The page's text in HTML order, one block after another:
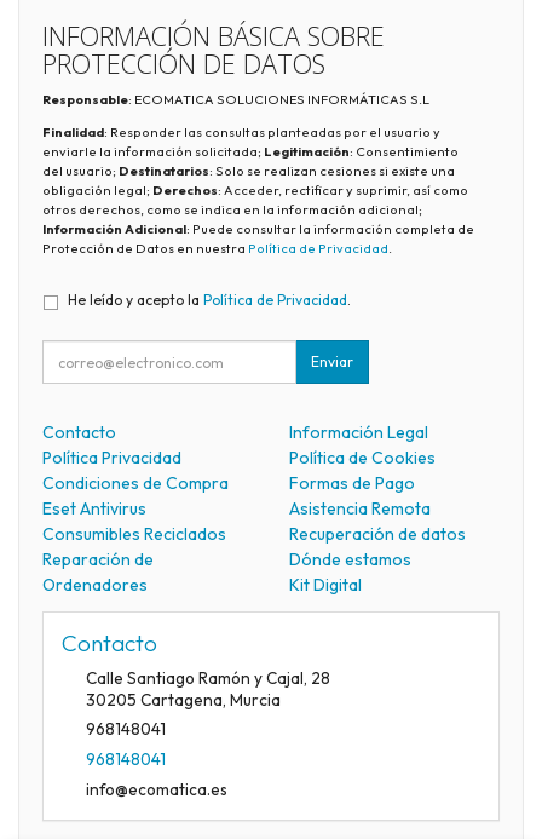
INFORMACIÓN BÁSICA SOBRE
PROTECCIÓN DE DATOS
Responsable: ECOMATICA SOLUCIONES INFORMÁTICAS S.L
Finalidad: Responder las consultas planteadas por el usuario y
enviarle la información solicitada; Legitimación: Consentimiento
del usuario; Destinatarios: Solo se realizan cesiones si existe una
obligación legal; Derechos: Acceder, rectificar y suprimir, así como
otros derechos, como se indica en la información adicional;
Información Adicional: Puede consultar la información completa de
Protección de Datos en nuestra Política de Privacidad.
He leído y acepto la Política de Privacidad.
Enviar
Contacto
Información Legal
Política Privacidad
Política de Cookies
Condiciones de Compra
Formas de Pago
Eset Antivirus
Asistencia Remota
Consumibles Reciclados
Recuperación de datos
Reparación de
Ordenadores
Dónde estamos
Kit Digital
Contacto
Calle Santiago Ramón y Cajal, 28
30205 Cartagena, Murcia
968148041
968148041
info@ecomatica.es